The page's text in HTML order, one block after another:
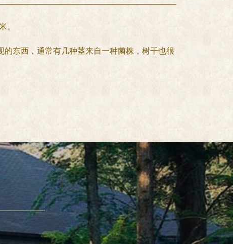
。
东西，通常有几种茎来自一种菌株，树干也很